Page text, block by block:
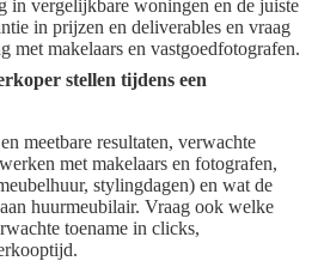
in vergelijkbare woningen en de juiste
in prijzen en deliverables en vraag
met makelaars en vastgoedfotografen.
stellen tijdens een
meetbare resultaten, verwachte
met makelaars en fotografen,
stylingdagen) en wat de
huurmeubilair. Vraag ook welke
toename in clicks,